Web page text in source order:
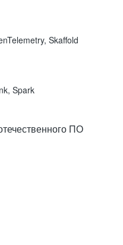
Skaffold
Spark
ПО